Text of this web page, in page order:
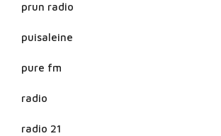
prun radio
puisaleine
pure fm
radio
radio 21